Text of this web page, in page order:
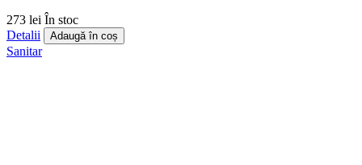
273 lei În stoc
Detalii
Adaugă în coș
Sanitar